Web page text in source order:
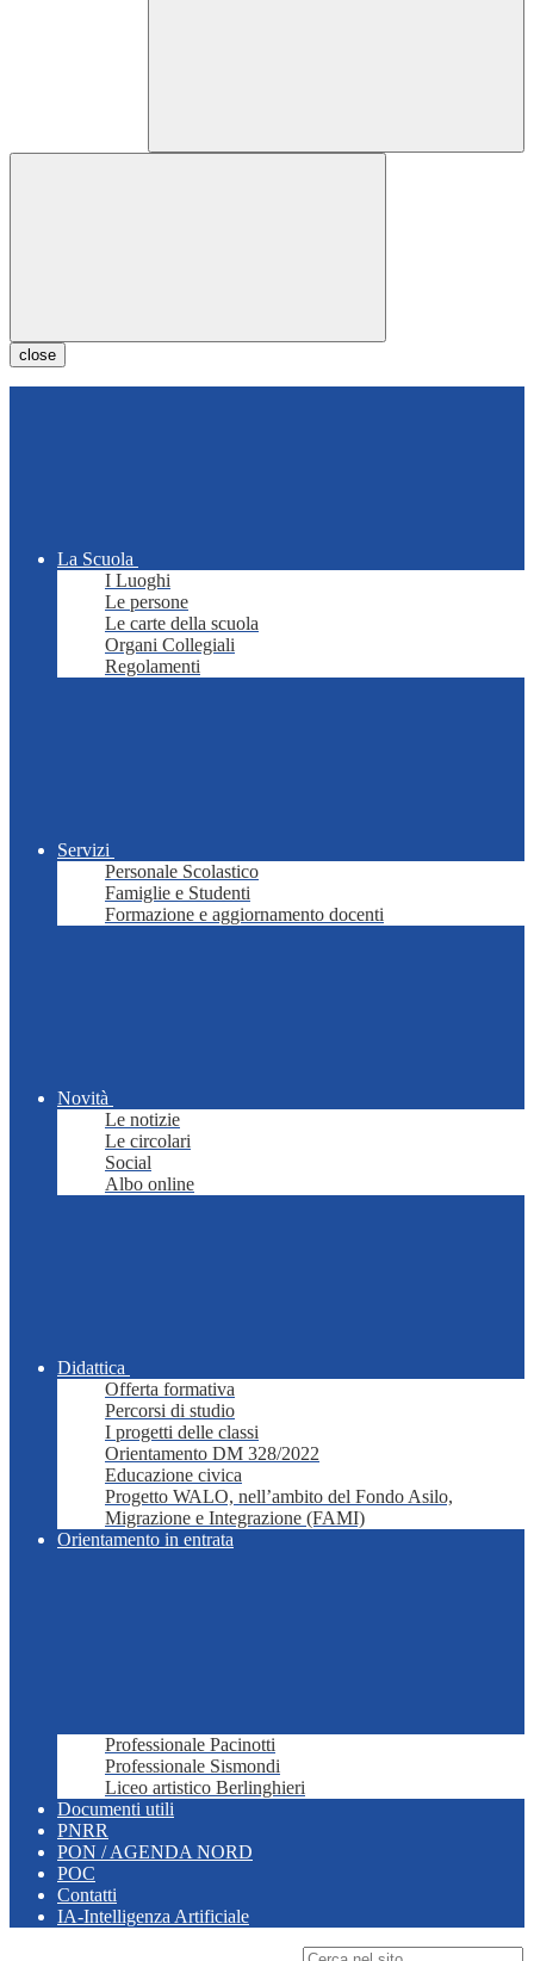
close
La Scuola
I Luoghi
Le persone
Le carte della scuola
Organi Collegiali
Regolamenti
Servizi
Personale Scolastico
Famiglie e Studenti
Formazione e aggiornamento docenti
Novità
Le notizie
Le circolari
Social
Albo online
Didattica
Offerta formativa
Percorsi di studio
I progetti delle classi
Orientamento DM 328/2022
Educazione civica
Progetto WALO, nell’ambito del Fondo Asilo,
Migrazione e Integrazione (FAMI)
Orientamento in entrata
Professionale Pacinotti
Professionale Sismondi
Liceo artistico Berlinghieri
Documenti utili
PNRR
PON / AGENDA NORD
POC
Contatti
IA-Intelligenza Artificiale